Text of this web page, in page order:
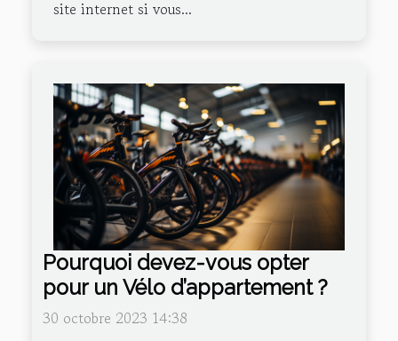
site internet si vous...
Pourquoi devez-vous opter
pour un Vélo d’appartement ?
30 octobre 2023 14:38